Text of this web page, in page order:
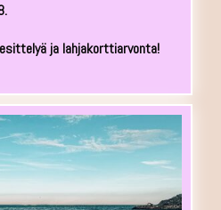
ja lahjakorttiarvonta!